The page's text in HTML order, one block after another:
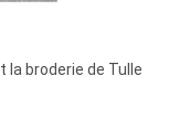
la broderie de Tulle